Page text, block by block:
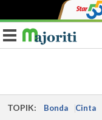
Toggle navigation
TOPIK: Bonda Cinta